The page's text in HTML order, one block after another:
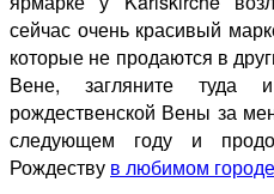
сейчас очень красивый
которые не продаются в
Вене, загляните туда
рождественской Вены за
следующем году и
Рождеству в любимом городе